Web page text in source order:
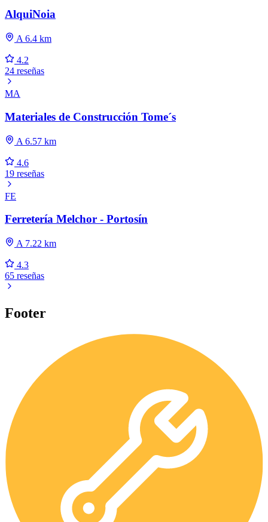
AlquiNoia
A 6.4 km
4.2
24 reseñas
MA
Materiales de Construcción Tome´s
A 6.57 km
4.6
19 reseñas
FE
Ferretería Melchor - Portosín
A 7.22 km
4.3
65 reseñas
Footer